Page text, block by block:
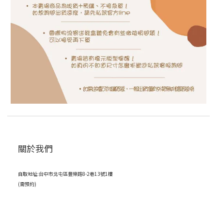
關於我們
自取地址:台中市北屯區豐樂路8-2巷13號1樓
(需預約)